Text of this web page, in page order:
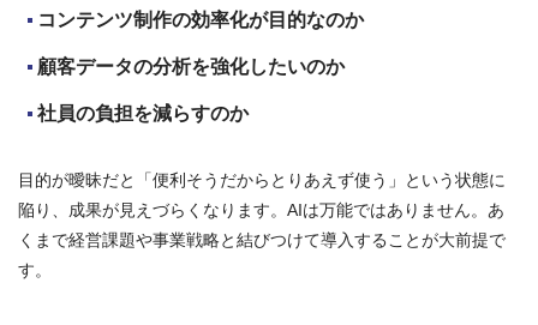
コンテンツ制作の効率化が目的なのか
顧客データの分析を強化したいのか
社員の負担を減らすのか
目的が曖昧だと「便利そうだからとりあえず使う」という状態に
陥り、成果が見えづらくなります。AIは万能ではありません。あ
くまで経営課題や事業戦略と結びつけて導入することが大前提で
す。